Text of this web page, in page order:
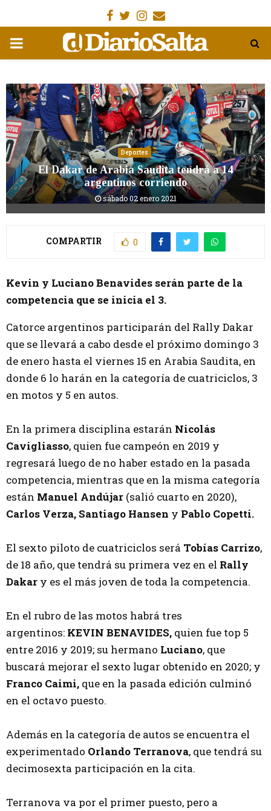
Facebook
Gorjeo
Instagram
Email
MENÚ
Deportes
El Dakar de Arabia Saudita tendrá a 14
argentinos corriendo
sábado 02 enero 2021
COMPARTIR 0
Kevin y Luciano Benavides serán parte de la
competencia que se inicia el 3.
Catorce argentinos participarán del Rally Dakar
que se llevará a cabo desde el próximo domingo 3
de enero hasta el viernes 15 en Arabia Saudita, en
donde 6 lo harán en la categoría de cuatriciclos, 3
en motos y 5 en autos.
En la primera disciplina estarán Nicolás
Cavigliasso, quien fue campeón en 2019 y
regresará luego de no haber estado en la pasada
competencia, mientras que en la misma categoría
están Manuel Andújar (salió cuarto en 2020),
Carlos Verza, Santiago Hansen y Pablo Copetti.
El sexto piloto de cuatriciclos será Tobías Carrizo,
de 18 año, que tendrá su primera vez en el Rally
Dakar y es el más joven de toda la competencia.
En el rubro de las motos habrá tres
argentinos: KEVIN BENAVIDES, quien fue top 5
entre 2016 y 2019; su hermano Luciano, que
buscará mejorar el sexto lugar obtenido en 2020; y
Franco Caimi, que en la pasada edición culminó
en el octavo puesto.
Además en la categoría de autos se encuentra el
experimentado Orlando Terranova, que tendrá su
decimosexta participación en la cita.
Terranova va por el primer puesto, pero a